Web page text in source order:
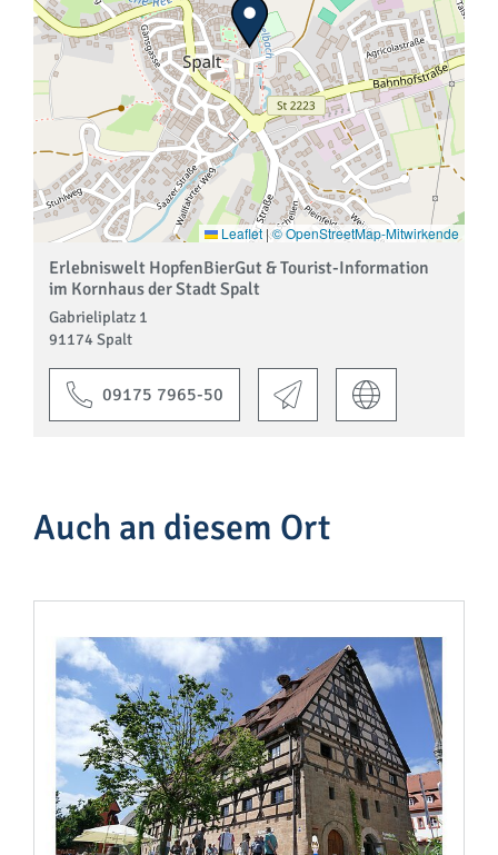
Leaflet |© OpenStreetMap-Mitwirkende
Erlebniswelt HopfenBierGut & Tourist-Information
im Kornhaus der Stadt Spalt
Gabrieliplatz 1
91174 Spalt
09175 7965-50
Auch an diesem Ort